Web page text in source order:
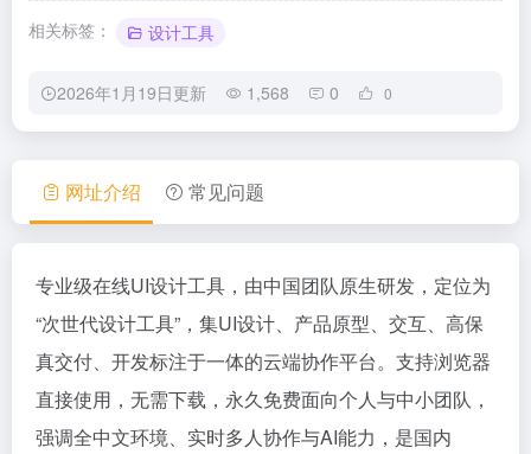
相关标签： 设计工具
2026年1月19日更新 1,568 0 0
网址介绍 常见问题
专业级在线UI设计工具，由中国团队原生研发，定位为
“次世代设计工具”，集UI设计、产品原型、交互、高保
真交付、开发标注于一体的云端协作平台。支持浏览器
直接使用，无需下载，永久免费面向个人与中小团队，
强调全中文环境、实时多人协作与AI能力，是国内